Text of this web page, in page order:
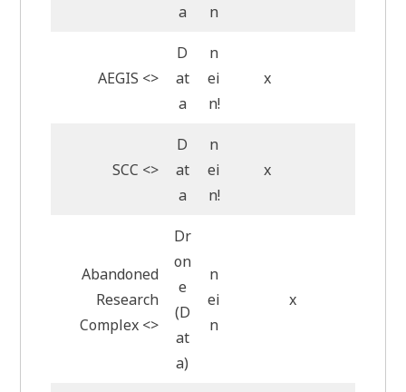
a
n
AEGIS <>
D
at
a
n
ei
n!
x
SCC <>
D
at
a
n
ei
n!
x
Abandoned
Research
Complex <>
Dr
on
e
(D
at
a)
n
ei
n
x